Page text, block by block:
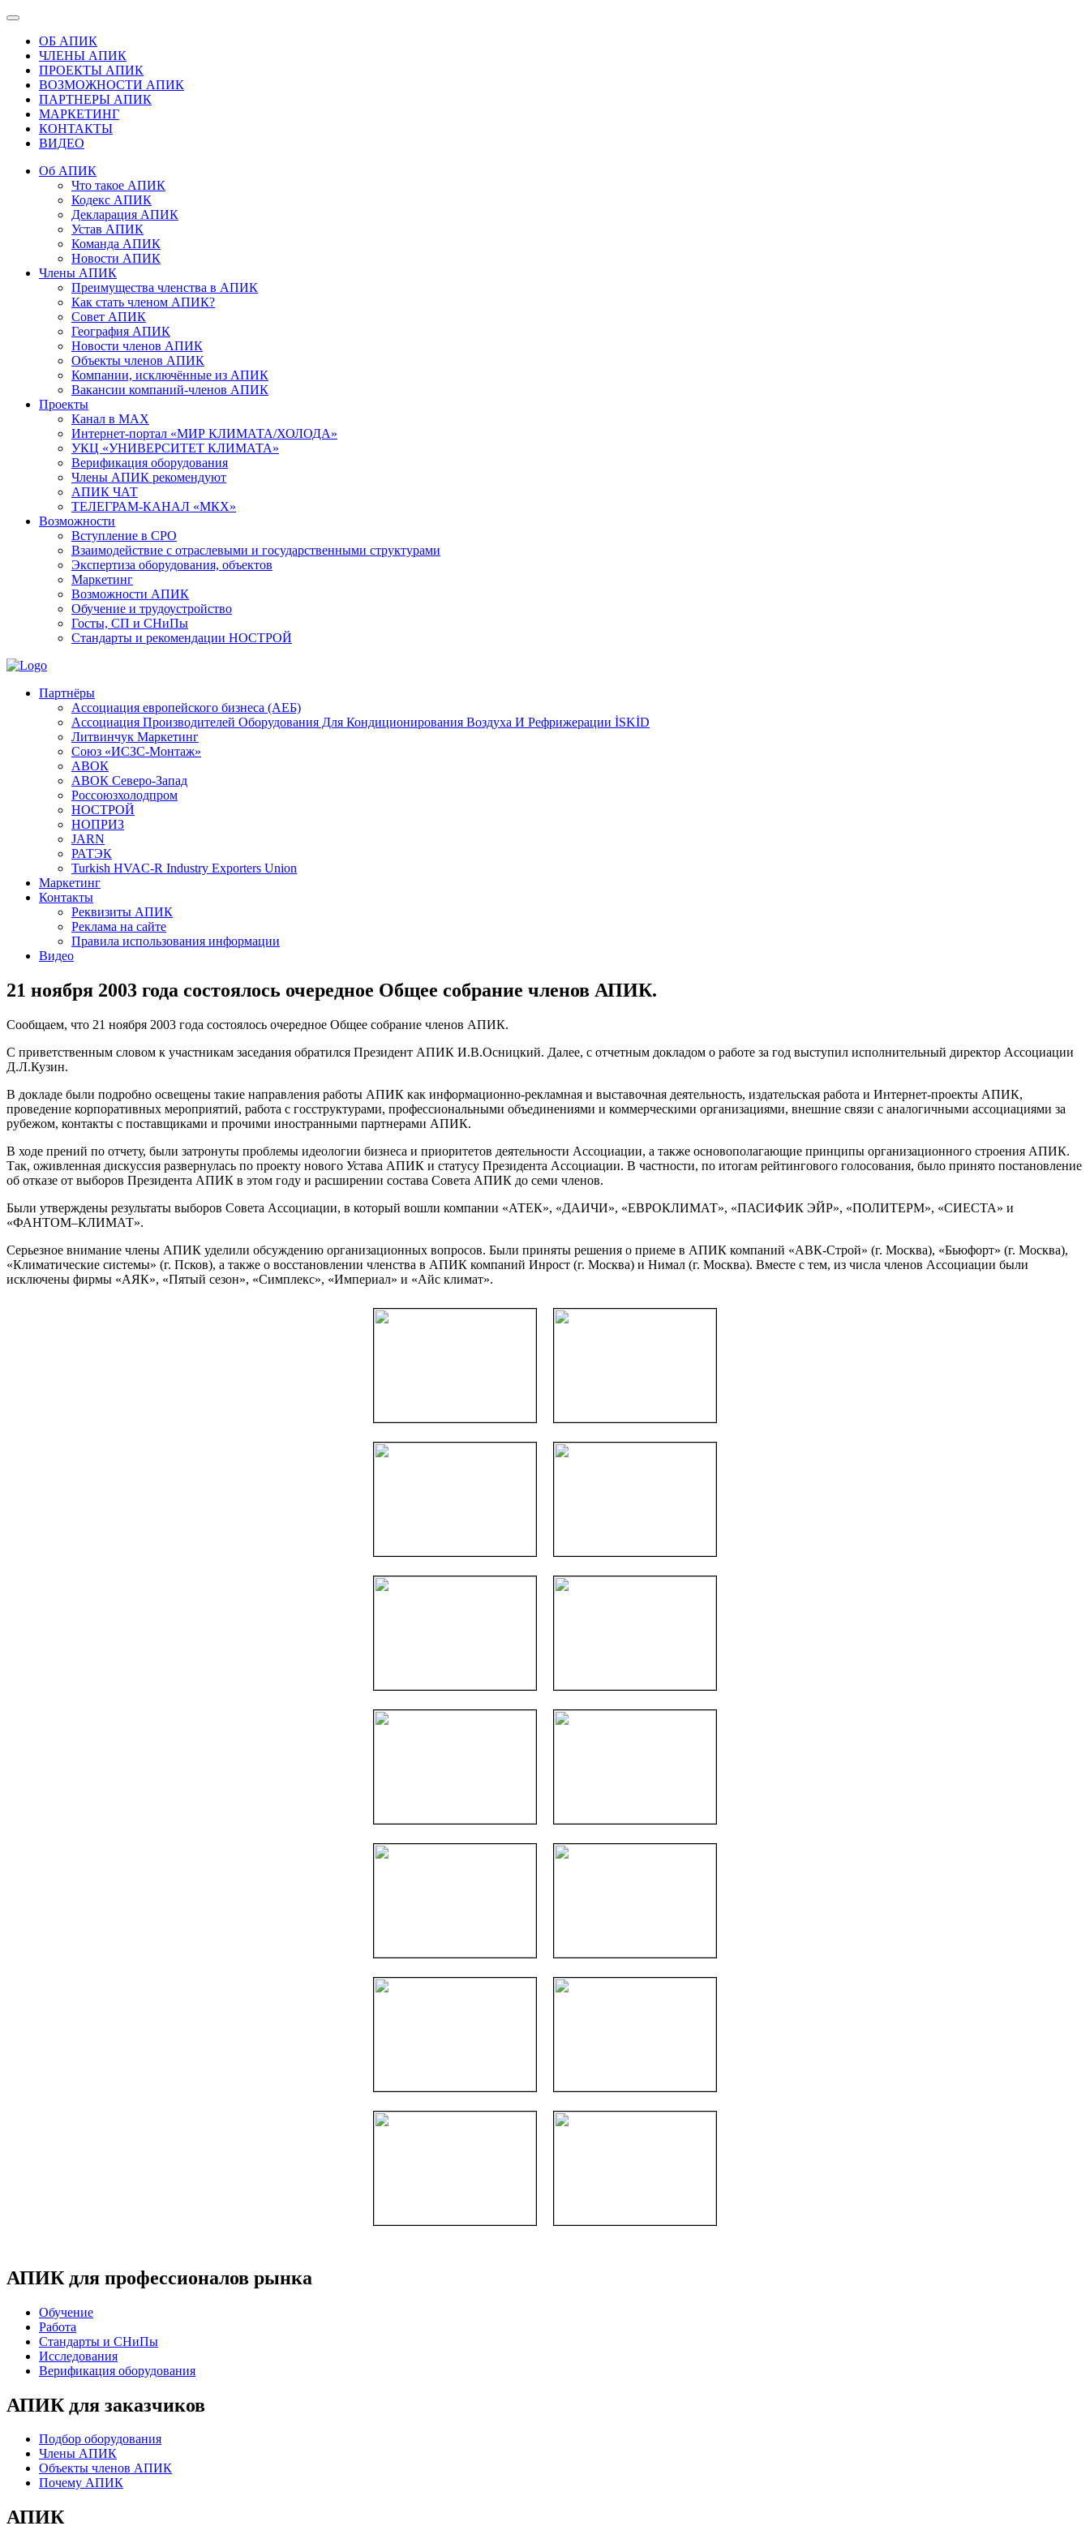
ОБ АПИК
ЧЛЕНЫ АПИК
ПРОЕКТЫ АПИК
ВОЗМОЖНОСТИ АПИК
ПАРТНЕРЫ АПИК
МАРКЕТИНГ
КОНТАКТЫ
ВИДЕО
Об АПИК
Что такое АПИК
Кодекс АПИК
Декларация АПИК
Устав АПИК
Команда АПИК
Новости АПИК
Члены АПИК
Преимущества членства в АПИК
Как стать членом АПИК?
Совет АПИК
География АПИК
Новости членов АПИК
Объекты членов АПИК
Компании, исключённые из АПИК
Вакансии компаний-членов АПИК
Проекты
Канал в MAX
Интернет-портал «МИР КЛИМАТА/ХОЛОДА»
УКЦ «УНИВЕРСИТЕТ КЛИМАТА»
Верификация оборудования
Члены АПИК рекомендуют
АПИК ЧАТ
ТЕЛЕГРАМ-КАНАЛ «МКХ»
Возможности
Вступление в СРО
Взаимодействие с отраслевыми и государственными структурами
Экспертиза оборудования, объектов
Маркетинг
Возможности АПИК
Обучение и трудоустройство
Госты, СП и СНиПы
Стандарты и рекомендации НОСТРОЙ
Партнёры
Ассоциация европейского бизнеса (АЕБ)
Aссоциация Производителей Оборудования Для Кондиционирования Воздуха И Рефрижерации İSKİD
Литвинчук Маркетинг
Союз «ИСЗС-Монтаж»
АВОК
АВОК Северо-Запад
Россоюзхолодпром
НОСТРОЙ
НОПРИЗ
JARN
РАТЭК
Turkish HVAC-R Industry Exporters Union
Маркетинг
Контакты
Реквизиты АПИК
Реклама на сайте
Правила использования информации
Видео
21 ноября 2003 года состоялось очередное Общее собрание членов АПИК.
Сообщаем, что 21 ноября 2003 года состоялось очередное Общее собрание членов АПИК.
С приветственным словом к участникам заседания обратился Президент АПИК И.В.Осницкий. Далее, с отчетным докладом о работе за год выступил исполнительный директор Ассоциации
Д.Л.Кузин.
В докладе были подробно освещены такие направления работы АПИК как информационно-рекламная и выставочная деятельность, издательская работа и Интернет-проекты АПИК,
проведение корпоративных мероприятий, работа с госструктурами, профессиональными объединениями и коммерческими организациями, внешние связи с аналогичными ассоциациями за
рубежом, контакты с поставщиками и прочими иностранными партнерами АПИК.
В ходе прений по отчету, были затронуты проблемы идеологии бизнеса и приоритетов деятельности Ассоциации, а также основополагающие принципы организационного строения АПИК.
Так, оживленная дискуссия развернулась по проекту нового Устава АПИК и статусу Президента Ассоциации. В частности, по итогам рейтингового голосования, было принято постановление
об отказе от выборов Президента АПИК в этом году и расширении состава Совета АПИК до семи членов.
Были утверждены результаты выборов Совета Ассоциации, в который вошли компании «АТЕК», «ДАИЧИ», «ЕВРОКЛИМАТ», «ПАСИФИК ЭЙР», «ПОЛИТЕРМ», «СИЕСТА» и
«ФАНТОМ–КЛИМАТ».
Серьезное внимание члены АПИК уделили обсуждению организационных вопросов. Были приняты решения о приеме в АПИК компаний «АВК-Строй» (г. Москва), «Бьюфорт» (г. Москва),
«Климатические системы» (г. Псков), а также о восстановлении членства в АПИК компаний Инрост (г. Москва) и Нимал (г. Москва). Вместе с тем, из числа членов Ассоциации были
исключены фирмы «АЯК», «Пятый сезон», «Симплекс», «Империал» и «Айс климат».
АПИК для профессионалов рынка
Обучение
Работа
Стандарты и СНиПы
Исследования
Верификация оборудования
АПИК для заказчиков
Подбор оборудования
Члены АПИК
Объекты членов АПИК
Почему АПИК
АПИК